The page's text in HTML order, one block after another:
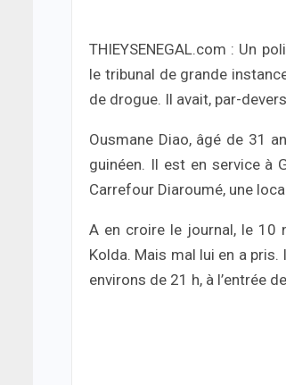
THIEYSENEGAL.com : Un
le tribunal de grande
de drogue. Il avait, par-
Ousmane Diao, âgé de 31
guinéen. Il est en service à
Carrefour Diaroumé, une
A en croire le journal, le 10
Kolda. Mais mal lui en a
environs de 21 h, à l’entrée